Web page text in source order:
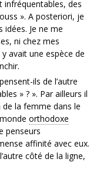
des
». A posteriori, je
idées. Je ne me
ni chez mes
avait une espèce de
ils de l’autre
» ? ». Par ailleurs il
la femme dans le
orthodoxe
penseurs
affinité avec eux.
côté de la ligne,